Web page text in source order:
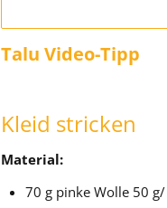
Talu Video-Tipp
Kleid stricken
Material:
70 g pinke Wolle 50